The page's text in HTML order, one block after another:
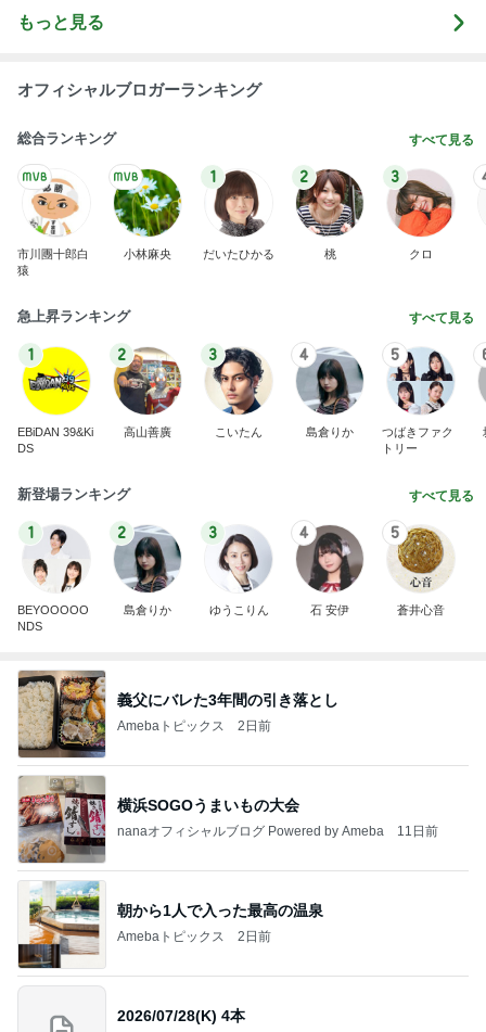
もっと見る
オフィシャルブロガーランキング
総合ランキング すべて見る
市川團十郎白
猿
小林麻央
1
だいたひかる
2
桃
3
クロ
急上昇ランキング すべて見る
1
EBiDAN 39&Ki
DS
2
高山善廣
3
こいたん
4
島倉りか
5
つばきファク
トリー
新登場ランキング すべて見る
1
BEYOOOOO
NDS
2
島倉りか
3
ゆうこりん
4
石 安伊
5
蒼井心音
義父にバレた3年間の引き落とし
Amebaトピックス 2日前
横浜SOGOうまいもの大会
nanaオフィシャルブログ Powered by Ameba 11日前
朝から1人で入った最高の温泉
Amebaトピックス 2日前
2026/07/28(K) 4本